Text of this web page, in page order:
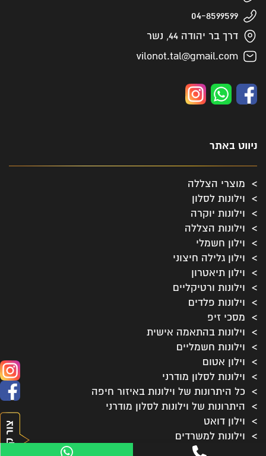
ניווט באתר
מוצרי הצללה
וילונות לסלון
וילונות יוקרה
וילונות הצללה
וילון חשמלי
וילון גלילה חיצוני
וילון תיאטרון
וילונות ורטיקליים
וילונות פלדים
מסכי זיפ
וילונות בהתאמה אישית
וילונות חשמליים
וילון אטום
וילונות לסלון מודרני
כל היתרונות של וילונות באיזור חיפה
היתרונות של וילונות לסלון מודרני
וילון דואט
וילונות למשרדים
וילונות לסלון כפרי
04-8599599
דרך בר יהודה 44, נשר
vilonot.tal@gmail.com